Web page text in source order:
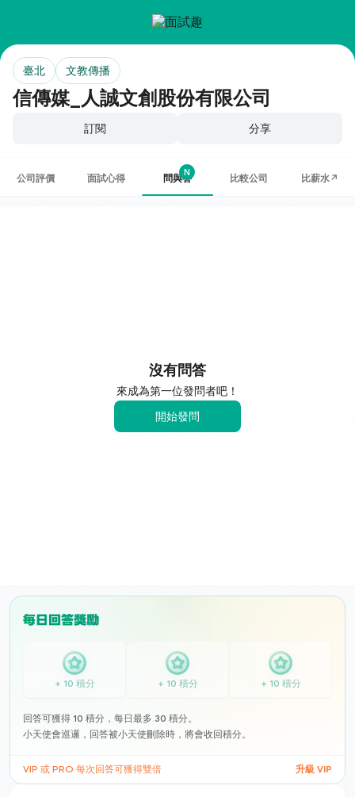
信傳媒_人誠文創股份有限公司
臺北 文教傳播
訂閱 分享
公司評價 面試心得
N
問與答 比較公司 比薪水↗
沒有問答
來成為第一位發問者吧！
開始發問
+ 10 積分 + 10 積分 + 10 積分
回答可獲得 10 積分，每日最多 30 積分。
小天使會巡邏，回答被小天使刪除時，將會收回積分。
VIP 或 PRO 每次回答可獲得雙倍 升級 VIP